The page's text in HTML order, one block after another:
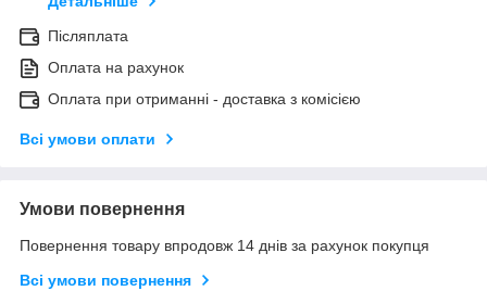
Післяплата
Оплата на рахунок
Оплата при отриманні - доставка з комісією
Всі умови оплати
Умови повернення
Повернення товару впродовж 14 днів за рахунок покупця
Всі умови повернення